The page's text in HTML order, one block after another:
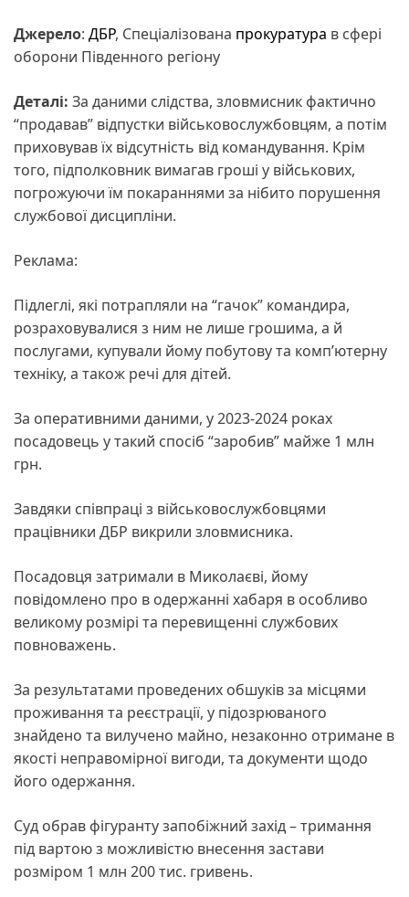
Джерело: ДБР, Спеціалізована прокуратура в сфері
оборони Південного регіону
Деталі: За даними слідства, зловмисник фактично
“продавав” відпустки військовослужбовцям, а потім
приховував їх відсутність від командування. Крім
того, підполковник вимагав гроші у військових,
погрожуючи їм покараннями за нібито порушення
службової дисципліни.
Реклама:
Підлеглі, які потрапляли на “гачок” командира,
розраховувалися з ним не лише грошима, а й
послугами, купували йому побутову та комп’ютерну
техніку, а також речі для дітей.
За оперативними даними, у 2023-2024 роках
посадовець у такий спосіб “заробив” майже 1 млн
грн.
Завдяки співпраці з військовослужбовцями
працівники ДБР викрили зловмисника.
Посадовця затримали в Миколаєві, йому
повідомлено про в одержанні хабаря в особливо
великому розмірі та перевищенні службових
повноважень.
За результатами проведених обшуків за місцями
проживання та реєстрації, у підозрюваного
знайдено та вилучено майно, незаконно отримане в
якості неправомірної вигоди, та документи щодо
його одержання.
Суд обрав фігуранту запобіжний захід – тримання
під вартою з можливістю внесення застави
розміром 1 млн 200 тис. гривень.